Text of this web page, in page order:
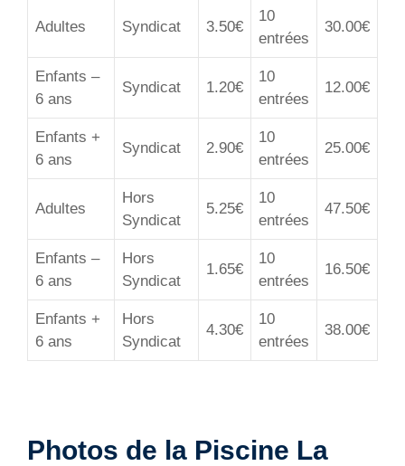
Adultes Syndicat 3.50€
10
entrées
30.00€
Enfants –
6 ans
Syndicat 1.20€
10
entrées
12.00€
Enfants +
6 ans
Syndicat 2.90€
10
entrées
25.00€
Adultes
Hors
Syndicat
5.25€
10
entrées
47.50€
Enfants –
6 ans
Hors
Syndicat
1.65€
10
entrées
16.50€
Enfants +
6 ans
Hors
Syndicat
4.30€
10
entrées
38.00€
Photos de la Piscine La